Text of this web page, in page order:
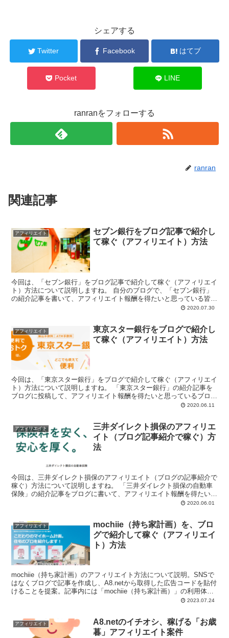
シェアする
Twitter Facebook はてブ
Pocket LINE
ranranをフォローする
ranran
関連記事
アフィリエイト
セブン銀行をブログ記事で紹介し
て稼ぐ（アフィリエイト）方法
今回は、「セブン銀行」をブログ記事で紹介して稼ぐ（アフィリエイ
ト）方法について説明しますね。 自分のブログで、「セブン銀行」
の紹介記事を書いて、アフィリエイト報酬を得たいと思っている皆
2020.07.30
アフィリエイト
東京スター銀行をブログで紹介し
て稼ぐ（アフィリエイト）方法
今回は、「東京スター銀行」をブログで紹介して稼ぐ（アフィリエイ
ト）方法について説明しますね。 「東京スター銀行」の紹介記事を
ブログに投稿して、アフィリエイト報酬を得たいと思っているブロガ
2020.06.11
アフィリエイト
三井ダイレクト損保のアフィリエ
イト（ブログ記事紹介で稼ぐ）方
法
今回は、三井ダイレクト損保のアフィリエイト（ブログの記事紹介で
稼ぐ）方法について説明しますね。 「三井ダイレクト損保の自動車
保険」の紹介記事をブログに書いて、アフィリエイト報酬を得たいと
2020.06.01
アフィリエイト
mochiie（持ち家計画）を、ブロ
グで紹介して稼ぐ（アフィリエイ
ト）方法
mochiie（持ち家計画）のアフィリエイト方法について説明。SNSで
はなくブログで記事を作成し、A8.netから取得した広告コードを貼付
けることを提案。記事内には「mochiie（持ち家計画）」の利用体験
2023.07.24
アフィリエイト
A8.netのイチオシ、稼げる「お歳
暮」アフィリエイト案件